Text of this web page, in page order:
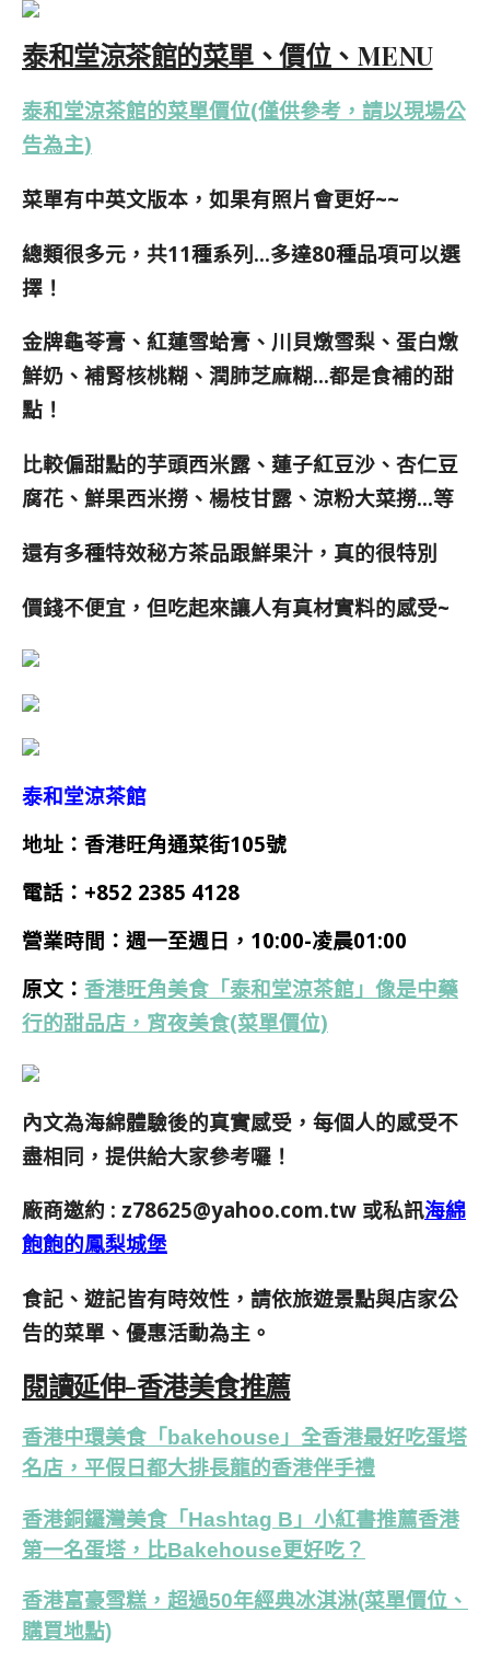
泰和堂涼茶館的菜單、價位、MENU
泰和堂涼茶館的菜單價位(僅供參考，請以現場公
告為主)
菜單有中英文版本，如果有照片會更好~~
總類很多元，共11種系列…多達80種品項可以選
擇！
金牌龜苓膏、紅蓮雪蛤膏、川貝燉雪梨、蛋白燉
鮮奶、補腎核桃糊、潤肺芝麻糊…都是食補的甜
點！
比較偏甜點的芋頭西米露、蓮子紅豆沙、杏仁豆
腐花、鮮果西米撈、楊枝甘露、涼粉大菜撈…等
還有多種特效秘方茶品跟鮮果汁，真的很特別
價錢不便宜，但吃起來讓人有真材實料的感受~
泰和堂涼茶館
地址：香港旺角通菜街105號
電話： +852 2385 4128
營業時間： 週一至週日 ，10:00-凌晨01:00
原文： 香港旺角美食「泰和堂涼茶館」像是中藥
行的甜品店，宵夜美食(菜單價位)
內文為海綿體驗後的真實感受，每個人的感受不
盡相同，提供給大家參考囉！
廠商邀約 : z78625@yahoo.com.tw 或私訊海綿
飽飽的鳳梨城堡
食記、遊記皆有時效性，請依旅遊景點與店家公
告的菜單、優惠活動為主。
閱讀延伸-香港美食推薦
香港中環美食「bakehouse」全香港最好吃蛋塔
名店，平假日都大排長龍的香港伴手禮
香港銅鑼灣美食「Hashtag B」小紅書推薦香港
第一名蛋塔，比Bakehouse更好吃？
香港富豪雪糕，超過50年經典冰淇淋(菜單價位、
購買地點)